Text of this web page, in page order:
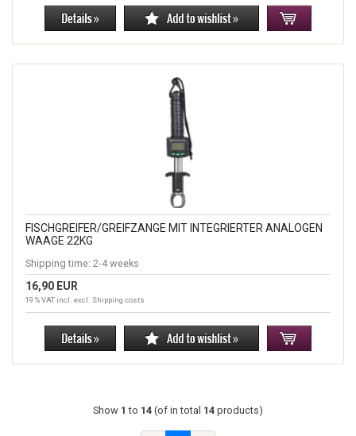
FISCHGREIFER/GREIFZANGE MIT INTEGRIERTER ANALOGEN
WAAGE 22KG
Shipping time: 2-4 weeks
16,90 EUR
19 % VAT incl. excl. Shipping costs
Show 1 to 14 (of in total 14 products)